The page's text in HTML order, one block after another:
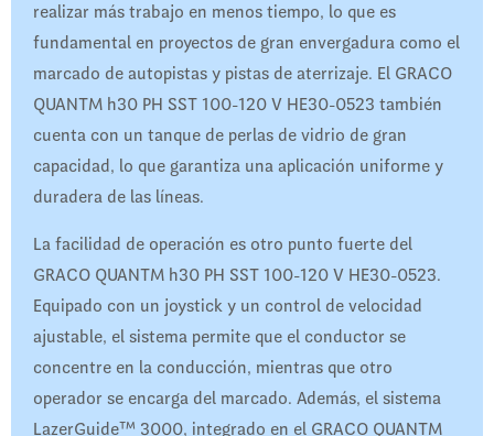
realizar más trabajo en menos tiempo, lo que es
fundamental en proyectos de gran envergadura como el
marcado de autopistas y pistas de aterrizaje. El GRACO
QUANTM h30 PH SST 100-120 V HE30-0523 también
cuenta con un tanque de perlas de vidrio de gran
capacidad, lo que garantiza una aplicación uniforme y
duradera de las líneas.
La facilidad de operación es otro punto fuerte del
GRACO QUANTM h30 PH SST 100-120 V HE30-0523.
Equipado con un joystick y un control de velocidad
ajustable, el sistema permite que el conductor se
concentre en la conducción, mientras que otro
operador se encarga del marcado. Además, el sistema
LazerGuide™ 3000, integrado en el GRACO QUANTM